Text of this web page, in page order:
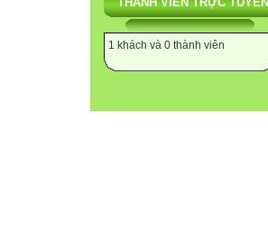
1 khách và 0 thành viên